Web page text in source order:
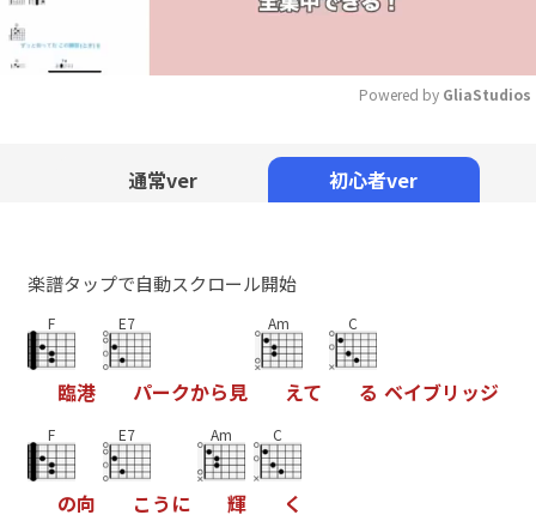
Powered by GliaStudios
通常ver 初心者ver
楽譜タップで自動スクロール開始
F
臨港
E7
パークから見
Am
えて
C
る ベイブリ ッジ
F
の向
E7
こ う に
Am
輝
C
く